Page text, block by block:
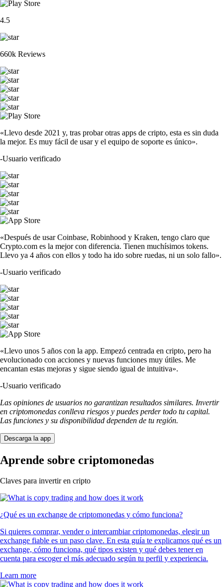
4.5
660k Reviews
«Llevo desde 2021 y, tras probar otras apps de cripto, esta es sin duda
la mejor. Es muy fácil de usar y el equipo de soporte es único».
-Usuario verificado
«Después de usar Coinbase, Robinhood y Kraken, tengo claro que
Crypto.com es la mejor con diferencia. Tienen muchísimos tokens.
Llevo ya 4 años con ellos y todo ha ido sobre ruedas, ni un solo fallo».
-Usuario verificado
«Llevo unos 5 años con la app. Empezó centrada en cripto, pero ha
evolucionado con acciones y nuevas funciones muy útiles. Me
encantan estas mejoras y sigue siendo igual de intuitiva».
-Usuario verificado
Las opiniones de usuarios no garantizan resultados similares. Invertir
en criptomonedas conlleva riesgos y puedes perder todo tu capital.
Las funciones y su disponibilidad dependen de tu región.
Descarga la app
Aprende sobre criptomonedas
Claves para invertir en cripto
¿Qué es un exchange de criptomonedas y cómo funciona?
Si quieres comprar, vender o intercambiar criptomonedas, elegir un
exchange fiable es un paso clave. En esta guía te explicamos qué es un
exchange, cómo funciona, qué tipos existen y qué debes tener en
cuenta para escoger el más adecuado según tu perfil y experiencia.
Learn more